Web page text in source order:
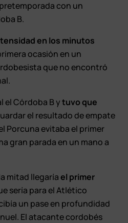
con un
B.
en los minutos
ocasión en un
que no encontró
el Córdoba B ytuvo que
el resultado de empate
Porcuna evitaba el primer
gran parada en un mano a
mitad llegaríael primer
sería para el Atlético
un pase en profundidad
El atacante cordobés